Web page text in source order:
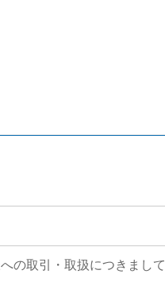
の取引・取扱につきまして